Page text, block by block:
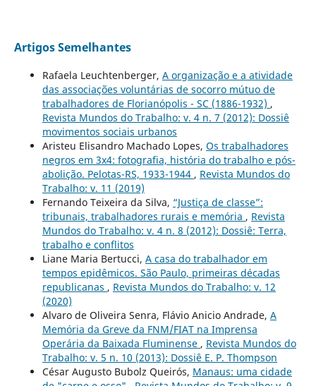
Artigos Semelhantes
Rafaela Leuchtenberger, A organização e a atividade
das associações voluntárias de socorro mútuo de
trabalhadores de Florianópolis - SC (1886-1932) ,
Revista Mundos do Trabalho: v. 4 n. 7 (2012): Dossiê
movimentos sociais urbanos
Aristeu Elisandro Machado Lopes, Os trabalhadores
negros em 3x4: fotografia, história do trabalho e pós-
abolição. Pelotas-RS, 1933-1944 , Revista Mundos do
Trabalho: v. 11 (2019)
Fernando Teixeira da Silva, “Justiça de classe”:
tribunais, trabalhadores rurais e memória , Revista
Mundos do Trabalho: v. 4 n. 8 (2012): Dossiê: Terra,
trabalho e conflitos
Liane Maria Bertucci, A casa do trabalhador em
tempos epidêmicos. São Paulo, primeiras décadas
republicanas , Revista Mundos do Trabalho: v. 12
(2020)
Alvaro de Oliveira Senra, Flávio Anicio Andrade, A
Memória da Greve da FNM/FIAT na Imprensa
Operária da Baixada Fluminense , Revista Mundos do
Trabalho: v. 5 n. 10 (2013): Dossiê E. P. Thompson
César Augusto Bubolz Queirós, Manaus: uma cidade